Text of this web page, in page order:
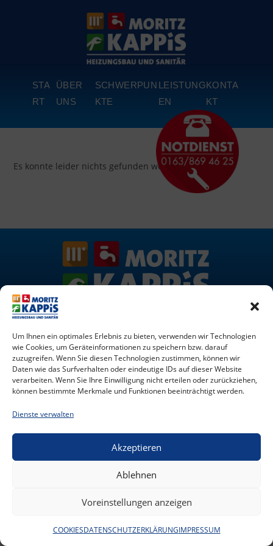
Um Ihnen ein optimales Erlebnis zu bieten, verwenden wir Technologien
wie Cookies, um Geräteinformationen zu speichern bzw. darauf
zuzugreifen. Wenn Sie diesen Technologien zustimmen, können wir
Daten wie das Surfverhalten oder eindeutige IDs auf dieser Website
verarbeiten. Wenn Sie Ihre Einwilligung nicht erteilen oder zurückziehen,
können bestimmte Merkmale und Funktionen beeinträchtigt werden.
Dienste verwalten
Akzeptieren
Ablehnen
Voreinstellungen anzeigen
COOKIESDATENSCHUTZERKLÄRUNGIMPRESSUM
STA
RT
ÜBER
UNS
SCHWERPUN
KTE
LEISTUNG
EN
KONTA
KT
Es konnte leider nichts gefunden werden.
IMPRESSUM DATENSCHUTZERKLÄRUNG
BARRIEREFREIHEITSERKLÄRUNG